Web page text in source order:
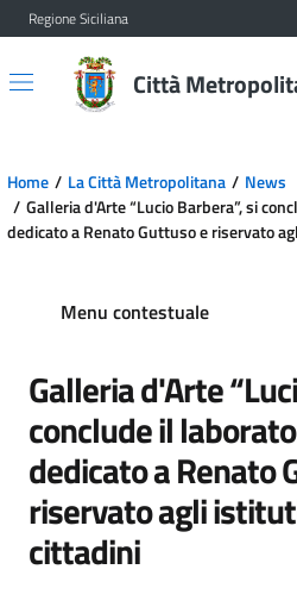
Vai al contenuto principale
Vai al menu principale
Regione Siciliana
Città
Home La Città Metropolitana
News
Galleria d'Arte “Lucio Barbera”, si
dedicato a Renato Guttuso e riservato
Menu contestuale
Galleria d'Arte
conclude il
dedicato a Renato
riservato agli
cittadini